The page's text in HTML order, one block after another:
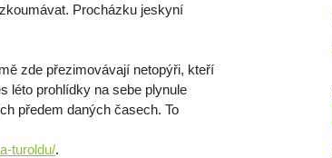
Procházku jeskyní
zde přezimovávají netopýři, kteří
léto prohlídky na sebe plynule
předem daných časech. To
turoldu/.